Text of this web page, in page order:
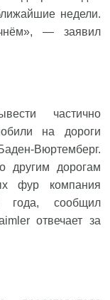
недели.
— заявил
частично
на дороги
Вюртемберг.
другим дорогам
фур компания
года, сообщил
отвечает за